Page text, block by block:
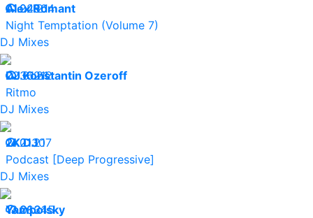
01.02.21
24504
Alex Romant
Night Temptation (Volume 7)
DJ Mixes
22.01.21
36212
DJ Konstantin Ozeroff
Ritmo
DJ Mixes
14.01.21
21307
2K DJ
Podcast [Deep Progressive]
DJ Mixes
13.01.21
28345
Yampolsky